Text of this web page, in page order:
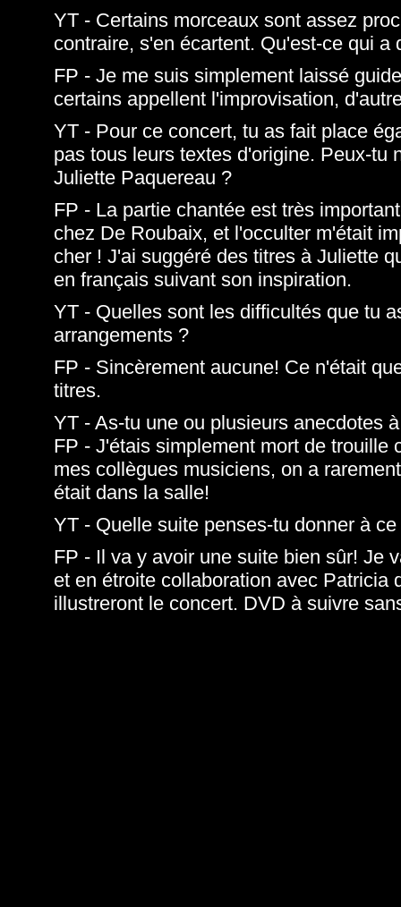
YT - Certains morceaux sont assez
contraire, s'en écartent. Qu'est-ce qui
FP - Je me suis simplement laissé
certains appellent l'improvisation,
YT - Pour ce concert, tu as fait place
pas tous leurs textes d'origine. Peux-tu
Juliette Paquereau ?
FP - La partie chantée est très
chez De Roubaix, et l'occulter m'était
cher ! J'ai suggéré des titres à Juliette
en français suivant son inspiration.
YT - Quelles sont les difficultés que tu
arrangements ?
FP - Sincèrement aucune! Ce n'était
titres.
YT - As-tu une ou plusieurs anecdotes
FP - J'étais simplement mort de trouille
mes collègues musiciens, on a
était dans la salle!
YT - Quelle suite penses-tu donner à
FP - Il va y avoir une suite bien sûr! Je
et en étroite collaboration avec Patricia
illustreront le concert. DVD à suivre